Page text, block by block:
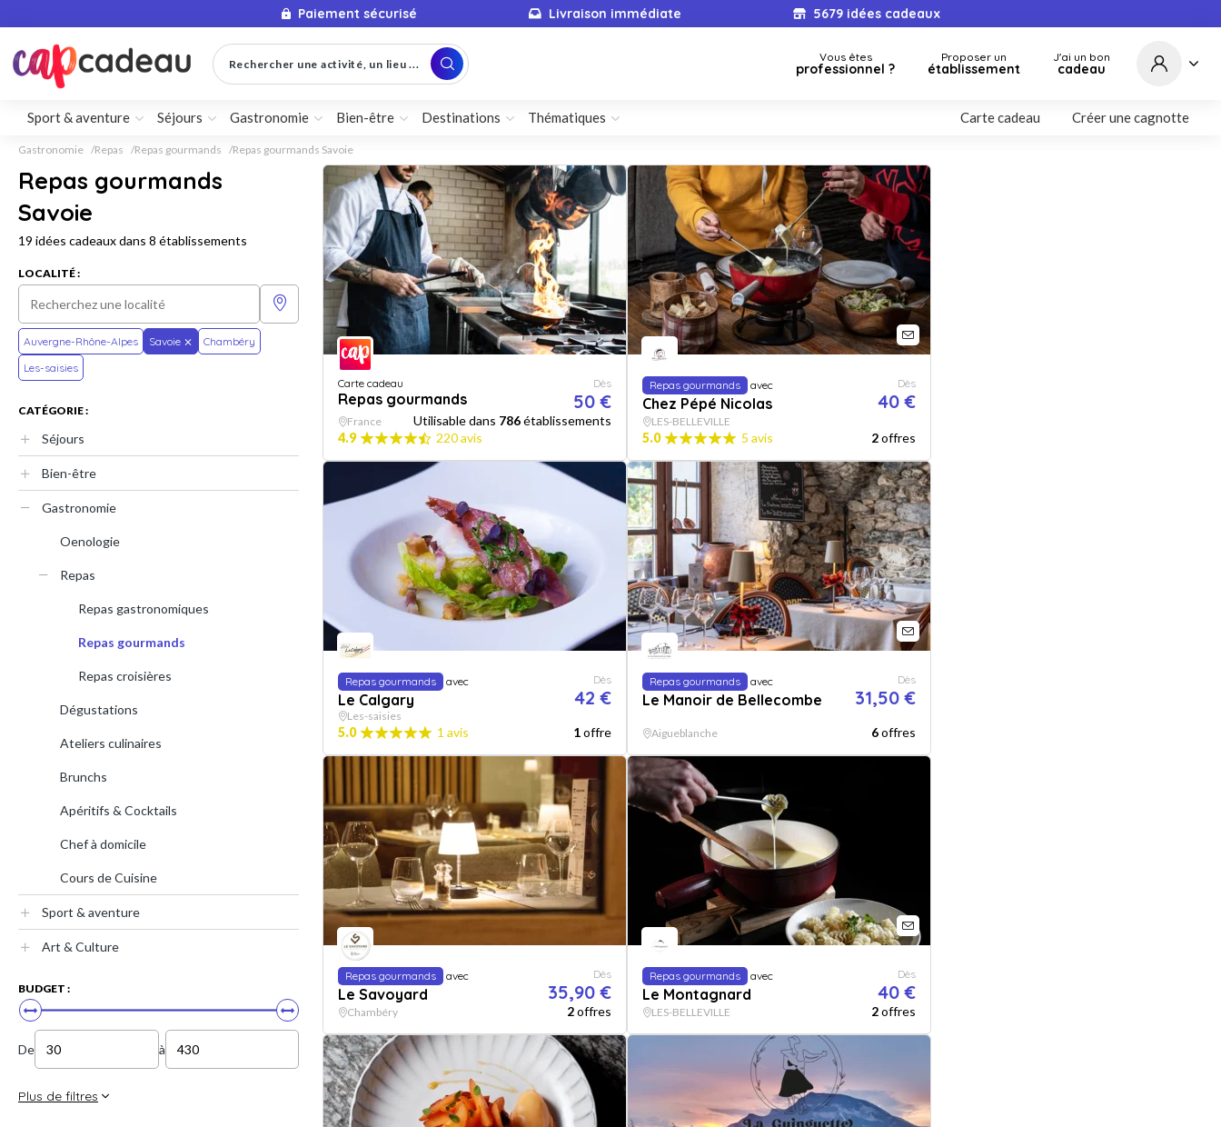
Paiement sécurisé Livraison immédiate 5679 idées cadeaux
Rechercher une activité, un lieu ... Vous êtes
professionnel ?
Proposer un
établissement
J'ai un bon
cadeau
Sport & aventure Séjours Gastronomie Bien-être Destinations Thématiques Carte cadeau Créer une cagnotte
Gastronomie Repas Repas gourmands Repas gourmands Savoie
Repas gourmands
Savoie
19 idées cadeaux dans 8 établissements
LOCALITÉ :
Auvergne-Rhône-Alpes Savoie
Chambéry
Les-saisies
CATÉGORIE :
Séjours
Bien-être
Gastronomie
Oenologie
Repas
Repas gastronomiques
Repas gourmands
Repas croisières
Dégustations
Ateliers culinaires
Brunchs
Apéritifs & Cocktails
Chef à domicile
Cours de Cuisine
Sport & aventure
Art & Culture
BUDGET :
De à
Plus de filtres
Carte cadeau
Repas gourmands
Dès
50 €
France Utilisable dans 786établissements
4.9
220 avis
Repas gourmands avec
Chez Pépé Nicolas
Dès
40 €
LES-BELLEVILLE
5.0 5 avis 2offres
Repas gourmands avec
Le Calgary
Dès
42 €
Les-saisies
5.0 1 avis 1offre
Repas gourmands avec
Le Manoir de Bellecombe
Dès
31,50 €
Aigueblanche 6offres
Repas gourmands avec
Le Savoyard
Dès
35,90 €
Chambéry 2offres
Repas gourmands avec
Le Montagnard
Dès
40 €
LES-BELLEVILLE 2offres